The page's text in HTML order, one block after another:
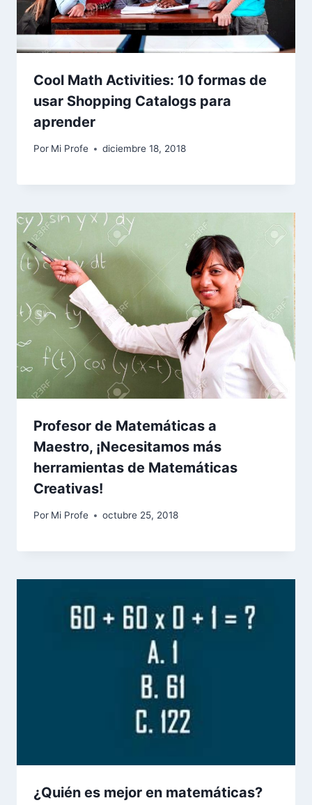
Cool Math Activities: 10 formas de
usar Shopping Catalogs para
aprender
Por Mi Profe diciembre 18, 2018
Profesor de Matemáticas a
Maestro, ¡Necesitamos más
herramientas de Matemáticas
Creativas!
Por Mi Profe octubre 25, 2018
¿Quién es mejor en matemáticas?